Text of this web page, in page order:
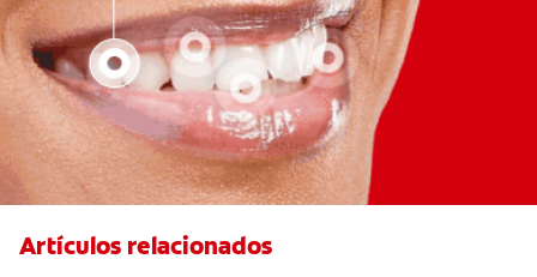
Artículos relacionados